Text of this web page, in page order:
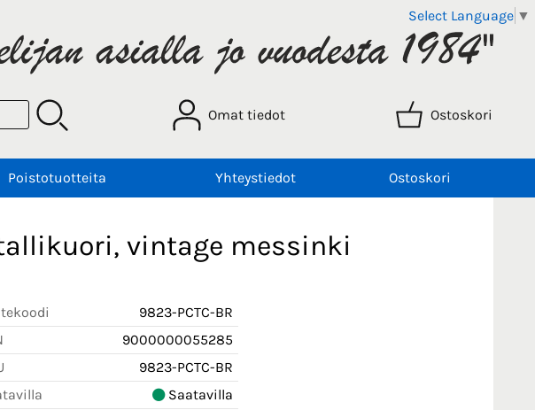
Select Language ▼
Omat tiedot Ostoskori
Poistotuotteita Yhteystiedot Ostoskori
vintage messinki
9823-PCTC-BR
9000000055285
9823-PCTC-BR
Saatavilla